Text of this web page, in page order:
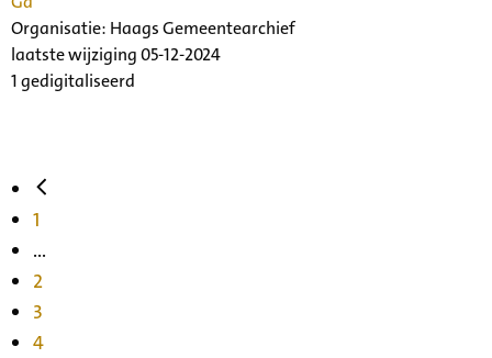
Organisatie: Haags Gemeentearchief
laatste wijziging 05-12-2024
1 gedigitaliseerd
1
...
2
3
4